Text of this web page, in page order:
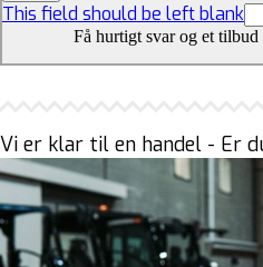
This field should be left blank
Få hurtigt svar og et
Vi er klar til en handel - Er